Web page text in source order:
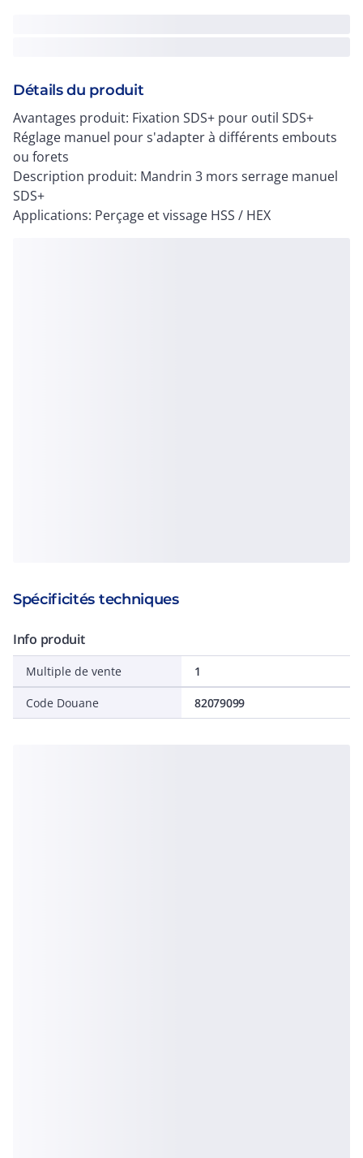
Détails du produit
Avantages produit: Fixation SDS+ pour outil SDS+
Réglage manuel pour s'adapter à différents embouts
ou forets
Description produit: Mandrin 3 mors serrage manuel
SDS+
Applications: Perçage et vissage HSS / HEX
Spécificités techniques
Info produit
Multiple de vente 1
Code Douane 82079099